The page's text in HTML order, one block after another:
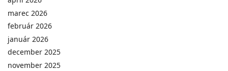
marec 2026
február 2026
január 2026
december 2025
november 2025